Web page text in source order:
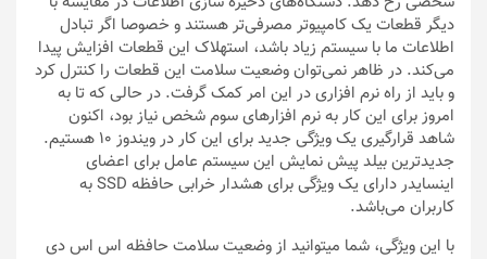
دیگر قطعات یک کامپیوتر مصرفی‌تر هستند و خصوصا اگر تبادل
اطلاعات ما با سیستم زیاد باشد، استهلاک این قطعات افزایش پیدا
می‌کند. در ظاهر نمی‌توان وضعیت سلامت این قطعات را کنترل کرد
و باید از راه نرم افزاری در این امر کمک گرفت. در حالی که تا به
امروز برای این کار به نرم افزارهای سوم شخص نیاز بود، اکنون
شاهد قرارگیری یک ویژگی جدید برای این کار در ویندوز 10 هستیم.
جدیدترین بیلد پیش نمایش این سیستم عامل برای اعضای
اینسایدر دارای یک ویژگی برای هشدار خرابی حافظه SSD به
کاربران می‌باشد.
با این ویژگی، شما می‎توانید از وضعیت سلامت حافظه اس اس دی